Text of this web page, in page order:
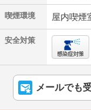
喫煙環境 屋内喫煙
安全対策
メールでも